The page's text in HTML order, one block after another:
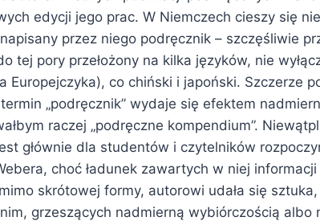
edycji jego prac. W Niemczech cieszy się
przez niego podręcznik – szczęśliwie
tej pory przełożony na kilka języków, nie
Europejczyka), co chiński i japoński. Szczerze
„podręcznik” wydaje się efektem
raczej „podręczne kompendium”.
głównie dla studentów i czytelników
choć ładunek zawartych w niej
skrótowej formy, autorowi udała się sztuka,
grzeszących nadmierną wybiórczością albo